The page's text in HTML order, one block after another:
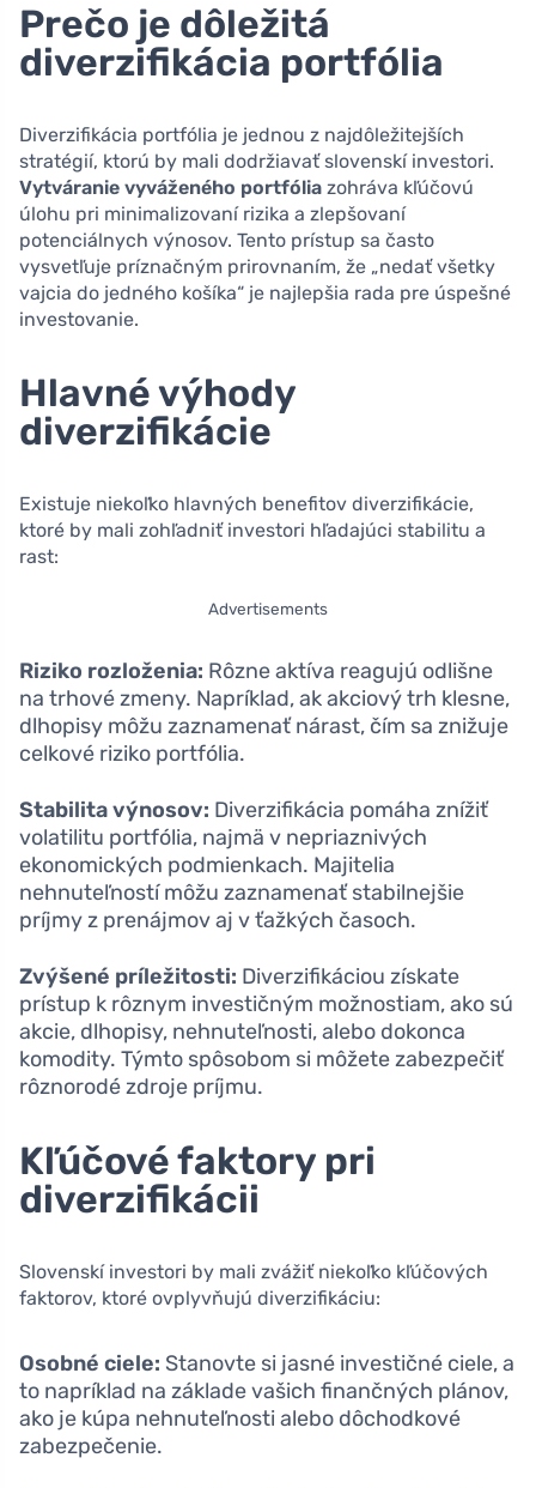
Prečo je dôležitá
diverzifikácia portfólia
Diverzifikácia portfólia je jednou z najdôležitejších
stratégií, ktorú by mali dodržiavať slovenskí investori.
Vytváranie vyváženého portfólia zohráva kľúčovú
úlohu pri minimalizovaní rizika a zlepšovaní
potenciálnych výnosov. Tento prístup sa často
vysvetľuje príznačným prirovnaním, že „nedať všetky
vajcia do jedného košíka“ je najlepšia rada pre úspešné
investovanie.
Hlavné výhody
diverzifikácie
Existuje niekoľko hlavných benefitov diverzifikácie,
ktoré by mali zohľadniť investori hľadajúci stabilitu a
rast:
Advertisements
Riziko rozloženia: Rôzne aktíva reagujú odlišne
na trhové zmeny. Napríklad, ak akciový trh klesne,
dlhopisy môžu zaznamenať nárast, čím sa znižuje
celkové riziko portfólia.
Stabilita výnosov: Diverzifikácia pomáha znížiť
volatilitu portfólia, najmä v nepriaznivých
ekonomických podmienkach. Majitelia
nehnuteľností môžu zaznamenať stabilnejšie
príjmy z prenájmov aj v ťažkých časoch.
Zvýšené príležitosti: Diverzifikáciou získate
prístup k rôznym investičným možnostiam, ako sú
akcie, dlhopisy, nehnuteľnosti, alebo dokonca
komodity. Týmto spôsobom si môžete zabezpečiť
rôznorodé zdroje príjmu.
Kľúčové faktory pri
diverzifikácii
Slovenskí investori by mali zvážiť niekoľko kľúčových
faktorov, ktoré ovplyvňujú diverzifikáciu:
Osobné ciele: Stanovte si jasné investičné ciele, a
to napríklad na základe vašich finančných plánov,
ako je kúpa nehnuteľnosti alebo dôchodkové
zabezpečenie.